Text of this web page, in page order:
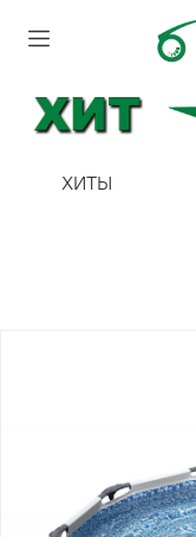
ХИТЫ